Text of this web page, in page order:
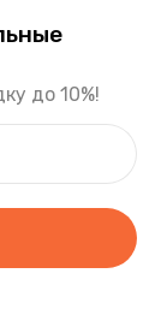
до 10%!